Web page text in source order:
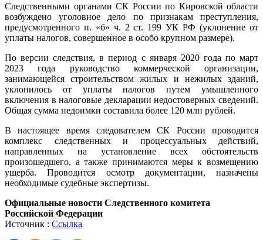
Следственными органами СК России по Кировской области
возбуждено уголовное дело по признакам преступления,
предусмотренного п. «б» ч. 2 ст. 199 УК РФ (уклонение от
уплаты налогов, совершенное в особо крупном размере).
По версии следствия, в период с января 2020 года по март
2023 года руководство коммерческой организации,
занимающейся строительством жилых и нежилых зданий,
уклонилось от уплаты налогов путем умышленного
включения в налоговые декларации недостоверных сведений.
Общая сумма недоимки составила более 120 млн рублей.
В настоящее время следователем СК России проводится
комплекс следственных и процессуальных действий,
направленных на установление всех обстоятельств
произошедшего, а также принимаются меры к возмещению
ущерба. Проводится осмотр документации, назначены
необходимые судебные экспертизы.
Официальные новости Следственного комитета
Российской Федерации
Источник : Ссылка